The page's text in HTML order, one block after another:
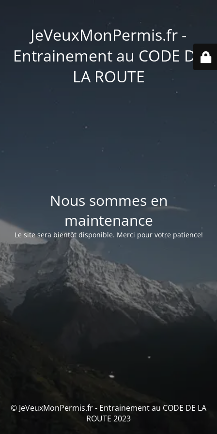
JeVeuxMonPermis.fr -
Entrainement au CODE DE
LA ROUTE
Nous sommes en
maintenance
Le site sera bientôt disponible. Merci pour votre patience!
© JeVeuxMonPermis.fr - Entrainement au CODE DE LA
ROUTE 2023